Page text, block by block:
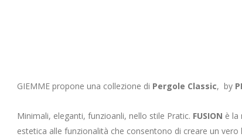
GIEMME propone una collezione di Pergole Classic, by
Minimali, eleganti, funzioanli, nello stile Pratic. FUSION è la
estetica alle funzionalità che consentono di creare un vero